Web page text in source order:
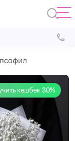
кешбек 30%